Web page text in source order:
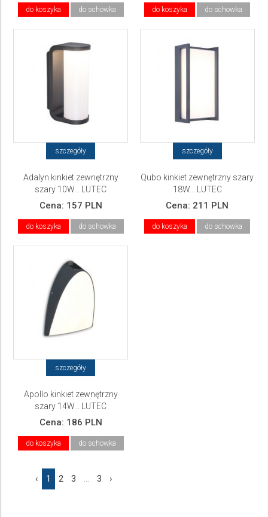
do koszyka do schowka do koszyka do schowka
szczegóły
Adalyn kinkiet zewnętrzny
szary 10W... LUTEC
Cena: 157 PLN
do koszyka do schowka
szczegóły
Qubo kinkiet zewnętrzny szary
18W... LUTEC
Cena: 211 PLN
do koszyka do schowka
szczegóły
Apollo kinkiet zewnętrzny
szary 14W... LUTEC
Cena: 186 PLN
do koszyka do schowka
‹ 1 2 3 ... 3 ›